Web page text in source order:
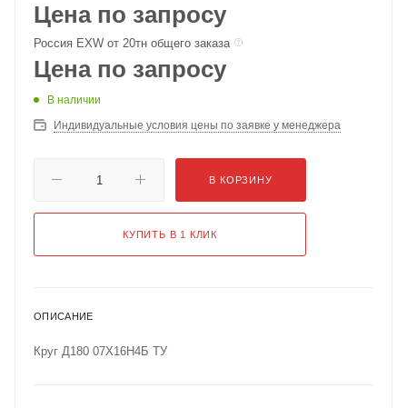
Цена по запросу
Россия EXW от 20тн общего заказа
Цена по запросу
В наличии
Индивидуальные условия цены по заявке у менеджера
В КОРЗИНУ
КУПИТЬ В 1 КЛИК
ОПИСАНИЕ
Круг Д180 07Х16Н4Б ТУ